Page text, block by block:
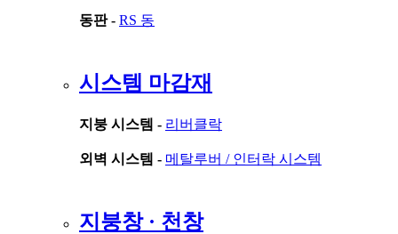
동판 - RS 동
시스템 마감재
지붕 시스템 - 리버클락
외벽 시스템 - 메탈루버 / 인터락 시스템
지붕창 · 천창